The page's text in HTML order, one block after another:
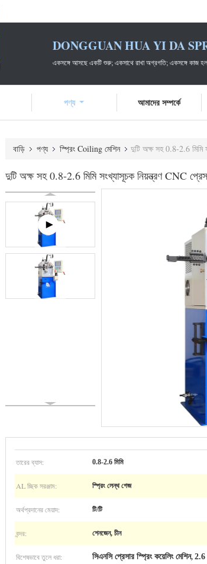
DONGGUAN HUA YI DA
একসঙ্গে আসছে একটি শুরু; একসাথে রাখা অগ্রগতি; একসঙ্গে কাজ
পণ্য আমাদের সম্পর্কে
বাড়ি পণ্য স্প্রিং Coiling মেশিন দুটি অক্ষ সহ 0.8-2.6 মিমি
দুটি অক্ষ সহ 0.8-2.6 মিমি সংখ্যাসূচক নিয়ন্ত্রণ CNC
তারের ব্যাস: 0.8-2.6 মিমি
AL চ্ছিক সরঞ্জাম: স্প্রিং লেন্থ গেজ
অর্থপ্রদানের মেয়াদ: টি/টি
বন্দর: শেনজেন, চীন
বিশেষভাবে তুলে ধরা: সিএনসি প্রেসার স্প্রিং কয়েলিং মেশিন, 2.6